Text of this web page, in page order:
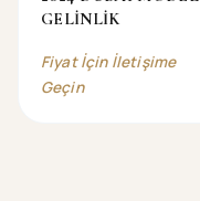
GELİNLİK
Fiyat İçin İletişime
Geçin